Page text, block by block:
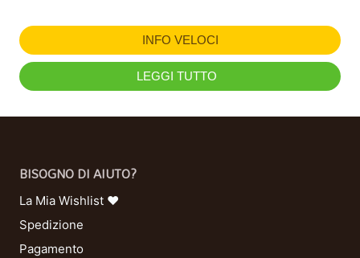
INFO VELOCI
LEGGI TUTTO
BISOGNO DI AIUTO?
La Mia Wishlist ❤
Spedizione
Pagamento